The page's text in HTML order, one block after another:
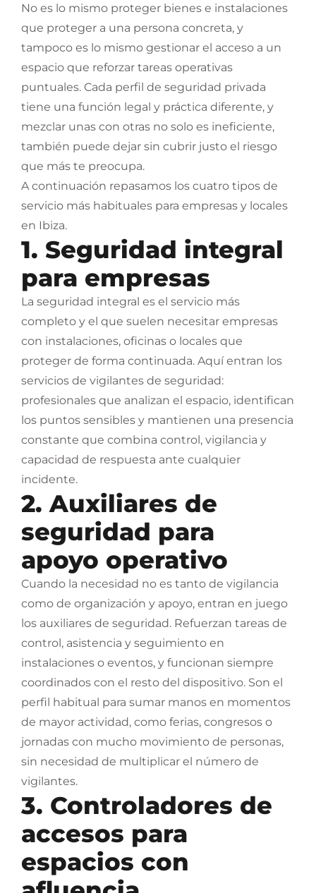
No es lo mismo proteger bienes e instalaciones
que proteger a una persona concreta, y
tampoco es lo mismo gestionar el acceso a un
espacio que reforzar tareas operativas
puntuales. Cada perfil de seguridad privada
tiene una función legal y práctica diferente, y
mezclar unas con otras no solo es ineficiente,
también puede dejar sin cubrir justo el riesgo
que más te preocupa.
A continuación repasamos los cuatro tipos de
servicio más habituales para empresas y locales
en Ibiza.
1. Seguridad integral
para empresas
La seguridad integral es el servicio más
completo y el que suelen necesitar empresas
con instalaciones, oficinas o locales que
proteger de forma continuada. Aquí entran los
servicios de vigilantes de seguridad:
profesionales que analizan el espacio, identifican
los puntos sensibles y mantienen una presencia
constante que combina control, vigilancia y
capacidad de respuesta ante cualquier
incidente.
2. Auxiliares de
seguridad para
apoyo operativo
Cuando la necesidad no es tanto de vigilancia
como de organización y apoyo, entran en juego
los auxiliares de seguridad. Refuerzan tareas de
control, asistencia y seguimiento en
instalaciones o eventos, y funcionan siempre
coordinados con el resto del dispositivo. Son el
perfil habitual para sumar manos en momentos
de mayor actividad, como ferias, congresos o
jornadas con mucho movimiento de personas,
sin necesidad de multiplicar el número de
vigilantes.
3. Controladores de
accesos para
espacios con